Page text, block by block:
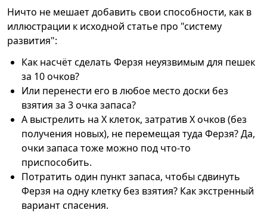
Ничто не мешает добавить свои способности, как в
иллюстрации к исходной статье про "систему
развития":
Как насчёт сделать Ферзя неуязвимым для пешек
за 10 очков?
Или перенести его в любое место доски без
взятия за 3 очка запаса?
А выстрелить на X клеток, затратив X очков (без
получения новых), не перемещая туда Ферзя? Да,
очки запаса тоже можно под что-то
приспособить.
Потратить один пункт запаса, чтобы сдвинуть
Ферзя на одну клетку без взятия? Как экстренный
вариант спасения.